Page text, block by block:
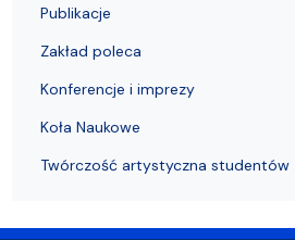
Publikacje
Zakład poleca
Konferencje i imprezy
Koła Naukowe
Twórczość artystyczna studentów